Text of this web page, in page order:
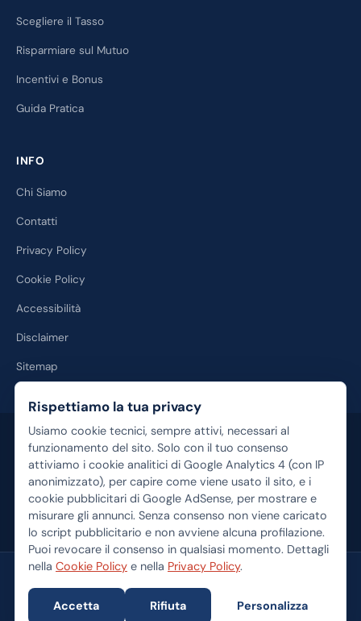
Scegliere il Tasso
Risparmiare sul Mutuo
Incentivi e Bonus
Guida Pratica
INFO
Chi Siamo
Contatti
Privacy Policy
Cookie Policy
Accessibilità
Disclaimer
Sitemap
Disclaimer: Calcolo-Mutuo.com è un portale informativo e non fornisce
consulenza finanziaria personalizzata. I contenuti hanno finalità
esclusivamente educativa. Alcuni link verso prodotti e servizi bancari
sono link di affiliazione: se completi un'operazione tramite essi,
potremmo percepire una commissione senza costi aggiuntivi per te. I
tassi e le condizioni sono indicativi e soggetti a variazioni quotidiane.
Consulta sempre un professionista prima di sottoscrivere un
finanziamento.
© 2026 Calcolo-Mutuo.com — Tutti i diritti riservati
Pausilypon S.r.l. — Sede legale: Via Posillipo 42, 80123 Napoli (NA) —
Capitale sociale € 10.000,00 i.v. — Iscritta al Registro delle Imprese di
Rispettiamo la tua privacy
Usiamo cookie tecnici, sempre attivi, necessari al
funzionamento del sito. Solo con il tuo consenso
attiviamo i cookie analitici di Google Analytics 4 (con IP
anonimizzato), per capire come viene usato il sito, e i
cookie pubblicitari di Google AdSense, per mostrare e
misurare gli annunci. Senza consenso non viene caricato
lo script pubblicitario e non avviene alcuna profilazione.
Puoi revocare il consenso in qualsiasi momento. Dettagli
nella Cookie Policy e nella Privacy Policy.
Accetta Rifiuta Personalizza